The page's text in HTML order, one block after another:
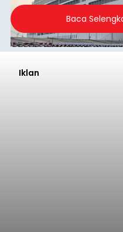
Baca
Iklan